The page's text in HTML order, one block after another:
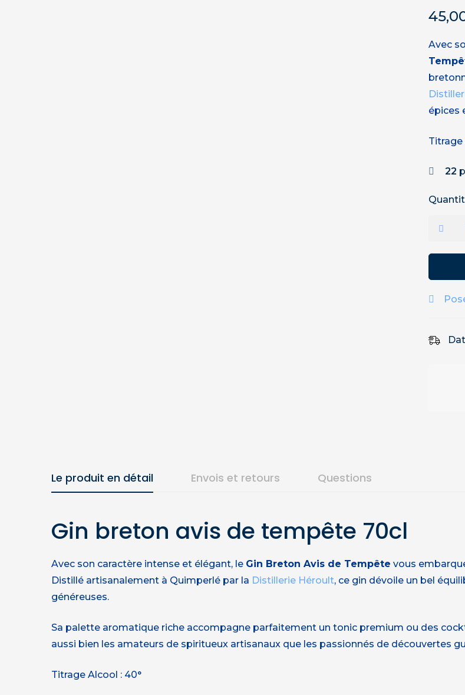
Avec
épices
Titrage
22
Le produit en détail Envois et retours Questions
Gin breton avis de tempête 70cl
Avec son caractère intense et élégant, le Gin Breton Avis de Tempête vous
Distillé artisanalement à Quimperlé par la Distillerie Héroult, ce gin dévoile un bel
généreuses.
Sa palette aromatique riche accompagne parfaitement un tonic premium ou des
aussi bien les amateurs de spiritueux artisanaux que les passionnés de découvertes
Titrage Alcool : 40°